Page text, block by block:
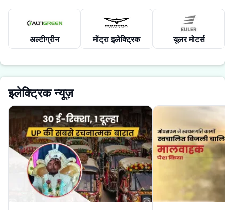
अल्टीग्रीन मोंट्रा इलेक्ट्रिक यूलर मोटर्स
इलेक्ट्रिक न्यूज़